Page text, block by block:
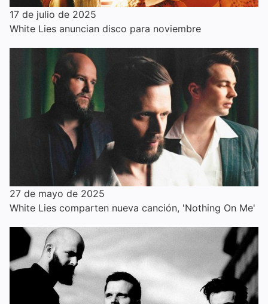
17 de julio de 2025
White Lies anuncian disco para noviembre
27 de mayo de 2025
White Lies comparten nueva canción, 'Nothing On Me'